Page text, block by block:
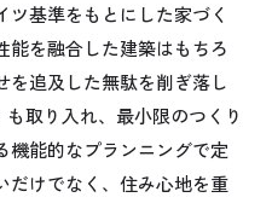
基準をもとにした家づく
能を融合した建築はもちろ
を追及した無駄を削ぎ落し
取り入れ、最小限のつくり
機能的なプランニングで定
だけでなく、住み心地を重